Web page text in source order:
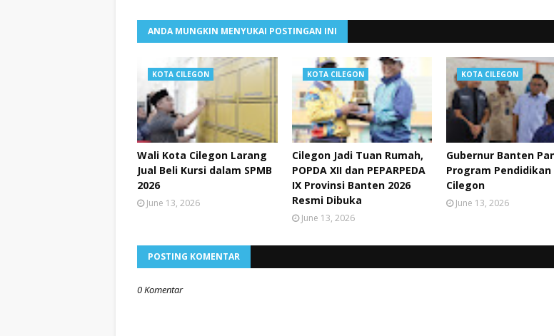
ANDA MUNGKIN MENYUKAI POSTINGAN INI
KOTA CILEGON
Wali Kota Cilegon Larang
Jual Beli Kursi dalam SPMB
2026
June 13, 2026
KOTA CILEGON
Cilegon Jadi Tuan Rumah,
POPDA XII dan PEPARPEDA
IX Provinsi Banten 2026
Resmi Dibuka
June 13, 2026
KOTA CILEGON
Gubernur Banten
Program Pendidikan
Cilegon
June 13, 2026
POSTING KOMENTAR
0 Komentar